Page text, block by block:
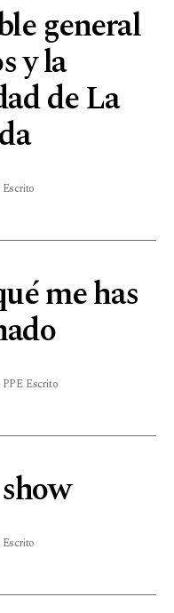
general
y la
de La
me has
PPE Escrito